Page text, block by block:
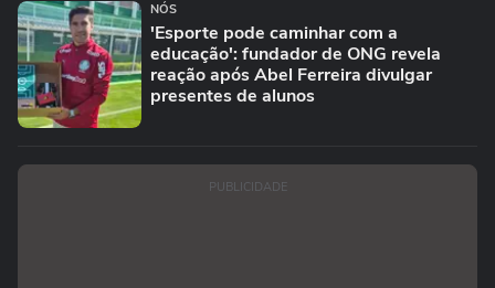
NÓS
'Esporte pode caminhar com a
educação': fundador de ONG revela
reação após Abel Ferreira divulgar
presentes de alunos
PUBLICIDADE